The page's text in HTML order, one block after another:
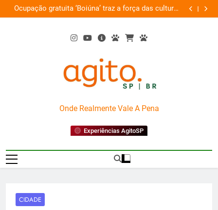
to
Ocupação gratuita ‘Boiúna’ traz a força das culturas
amazônicas e arte
AgitoSP
Onde Realmente Vale A Pena
Experiências AgitoSP
CIDADE